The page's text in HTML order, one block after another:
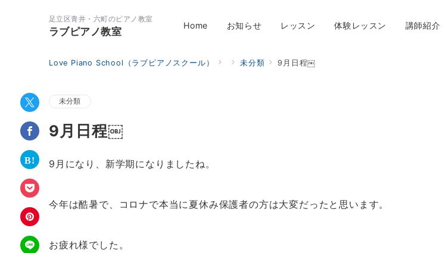
足立区青井・六町のピアノ教室
ラブピアノ教室
Home お知らせ レッスン 体験レッスン 講師紹介
Love Piano School（ラブピアノスクール） 未分類 9月日程￼
未分類
9月日程￼
9月になり、新学期になりましたね。
今年は酷暑で、コロナで本当に夏休み保護者の方は大変だったと思います。
お疲れ様でした。